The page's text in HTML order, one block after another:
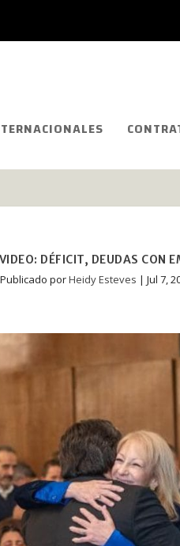
DÉFICIT, DEUDAS CON
Publicado porHeidy Esteves | Jul 7,